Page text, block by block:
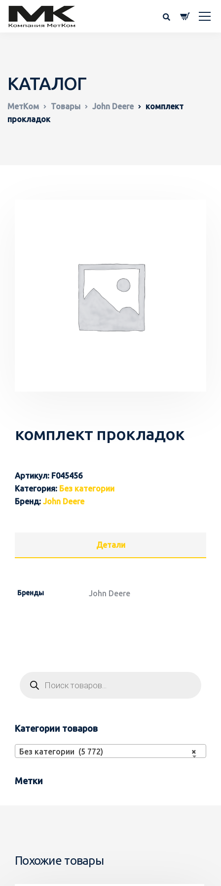
КАТАЛОГ
МетКом Товары John Deere
комплект
прокладок
комплект прокладок
Артикул: F045456
Категория: Без категории
Бренд: John Deere
Детали
Бренды John Deere
Категории товаров
×
Без категории (5 772)
Метки
Похожие товары